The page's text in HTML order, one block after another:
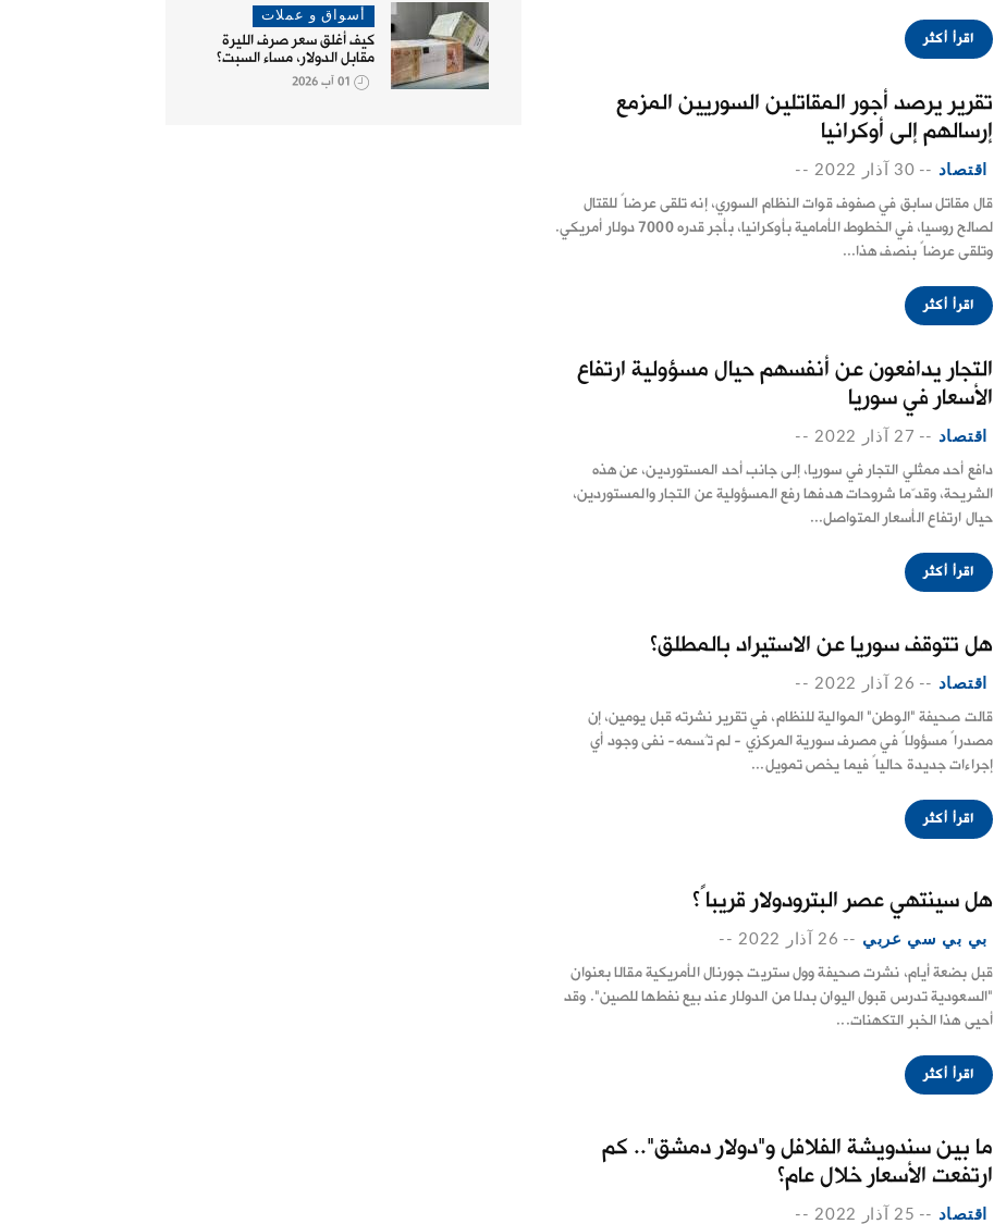
اقرأ أكثر
تقرير يرصد أجور المقاتلين السوريين المزمع
إرسالهم إلى أوكرانيا
اقتصاد -- 30 آذار 2022 --
قال مقاتل سابق في صفوف قوات النظام السوري، إنه تلقى عرضاً للقتال
لصالح روسيا، في الخطوط الأمامية بأوكرانيا، بأجر قدره 7000 دولار أمريكي.
وتلقى عرضاً بنصف هذا...
اقرأ أكثر
التجار يدافعون عن أنفسهم حيال مسؤولية ارتفاع
الأسعار في سوريا
اقتصاد -- 27 آذار 2022 --
دافع أحد ممثلي التجار في سوريا، إلى جانب أحد المستوردين، عن هذه
الشريحة، وقدّما شروحات هدفها رفع المسؤولية عن التجار والمستوردين،
حيال ارتفاع الأسعار المتواصل...
اقرأ أكثر
هل تتوقف سوريا عن الاستيراد بالمطلق؟
اقتصاد -- 26 آذار 2022 --
قالت صحيفة "الوطن" الموالية للنظام، في تقرير نشرته قبل يومين، إن
مصدراً مسؤولاً في مصرف سورية المركزي - لم تُسمه- نفى وجود أي
إجراءات جديدة حالياً فيما يخص تمويل...
اقرأ أكثر
هل سينتهي عصر البترودولار قريباً؟
بي بي سي عربي -- 26 آذار 2022 --
قبل بضعة أيام، نشرت صحيفة وول ستريت جورنال الأمريكية مقالا بعنوان
"السعودية تدرس قبول اليوان بدلا من الدولار عند بيع نفطها للصين". وقد
أحيى هذا الخبر التكهنات...
اقرأ أكثر
ما بين سندويشة الفلافل و"دولار دمشق".. كم
ارتفعت الأسعار خلال عام؟
اقتصاد -- 25 آذار 2022 --
أسواق و عملات
كيف أغلق سعر صرف الليرة
مقابل الدولار، مساء السبت؟
01 آب 2026